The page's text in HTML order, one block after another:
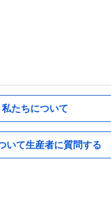
私たちについて
いて生産者に質問する